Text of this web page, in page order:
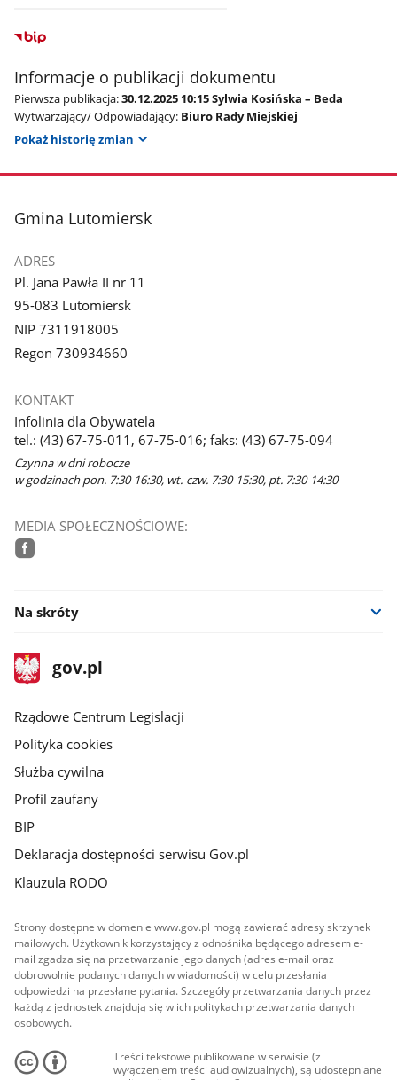
Informacje o publikacji dokumentu
Pierwsza publikacja:30.12.2025 10:15 Sylwia Kosińska – Beda
Wytwarzający/ Odpowiadający: Biuro Rady Miejskiej
Pokaż historię zmian
stopka
Gmina Lutomiersk
ADRES
Pl. Jana Pawła II nr 11
95-083 Lutomiersk
NIP 7311918005
Regon 730934660
KONTAKT
Infolinia dla Obywatela
tel.: (43) 67-75-011, 67-75-016; faks: (43) 67-75-094
Czynna w dni robocze
w godzinach pon. 7:30-16:30, wt.-czw. 7:30-15:30, pt. 7:30-14:30
MEDIA SPOŁECZNOŚCIOWE:
Na skróty
stopka
gov.plStrona
gov.pl
Rządowe Centrum Legislacji
Polityka cookies
Służba cywilna
Profil zaufany
BIP
Deklaracja dostępności serwisu Gov.pl
Klauzula RODO
Strony dostępne w domenie www.gov.pl mogą zawierać adresy skrzynek
mailowych. Użytkownik korzystający z odnośnika będącego adresem e-
mail zgadza się na przetwarzanie jego danych (adres e-mail oraz
dobrowolnie podanych danych w wiadomości) w celu przesłania
odpowiedzi na przesłane pytania. Szczegóły przetwarzania danych przez
każdą z jednostek znajdują się w ich politykach przetwarzania danych
osobowych.
Treści tekstowe publikowane w serwisie (z
wyłączeniem treści audiowizualnych), są udostępniane